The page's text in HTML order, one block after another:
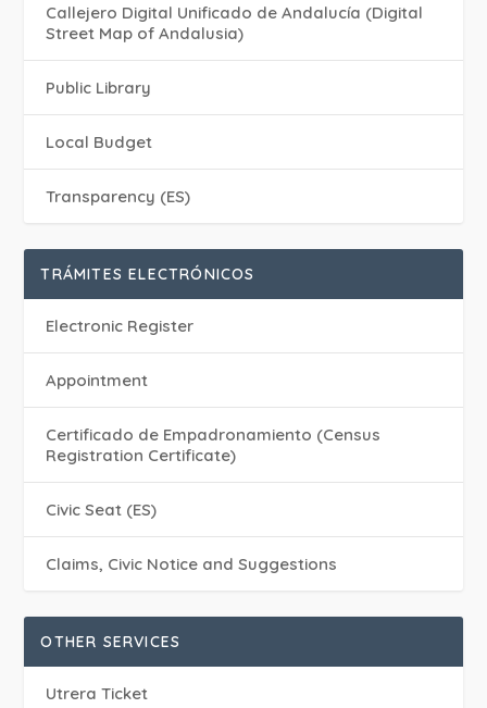
Callejero Digital Unificado de Andalucía (Digital
Street Map of Andalusia)
Public Library
Local Budget
Transparency (ES)
TRÁMITES ELECTRÓNICOS
Electronic Register
Appointment
Certificado de Empadronamiento (Census
Registration Certificate)
Civic Seat (ES)
Claims, Civic Notice and Suggestions
OTHER SERVICES
Utrera Ticket